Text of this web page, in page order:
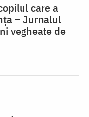
care a
– Jurnalul
vegheate de